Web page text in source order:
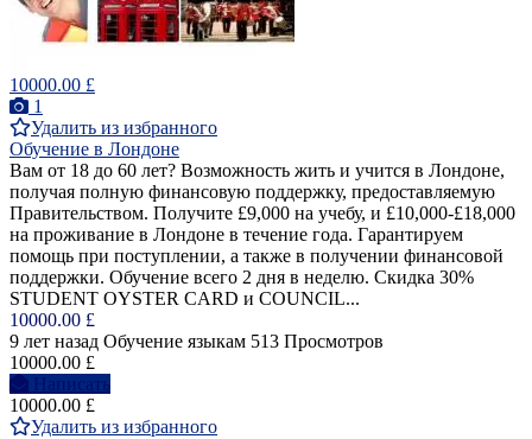
10000.00 £
1
Удалить из избранного
Обучение в Лондоне
Вам от 18 до 60 лет? Bозможность жить и учится в Лондоне,
получая полную финансовую поддержку, предоставляемую
Правительством. Получитe £9,000 на учебу, и £10,000-£18,000
на проживание в Лондоне в течениe годa. Гарантируем
помощь при поступлении, а также в получении финансовой
поддержки. Обучение всего 2 дня в неделю. Скидка 30%
STUDENT OYSTER CARD и COUNCIL...
10000.00 £
9 лет назад Обучение языкам 513 Просмотров
10000.00 £
Написать
10000.00 £
Удалить из избранного